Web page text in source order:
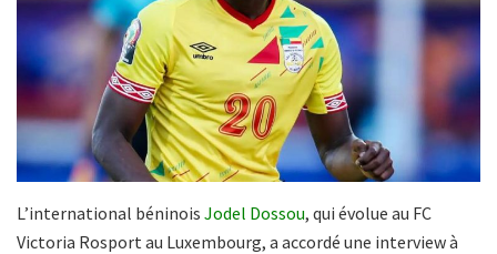
L’international béninois Jodel Dossou, qui évolue au FC
Victoria Rosport au Luxembourg, a accordé une interview à